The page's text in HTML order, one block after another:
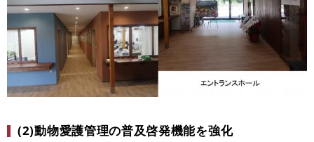
(2)動物愛護管理の普及啓発機能を強化